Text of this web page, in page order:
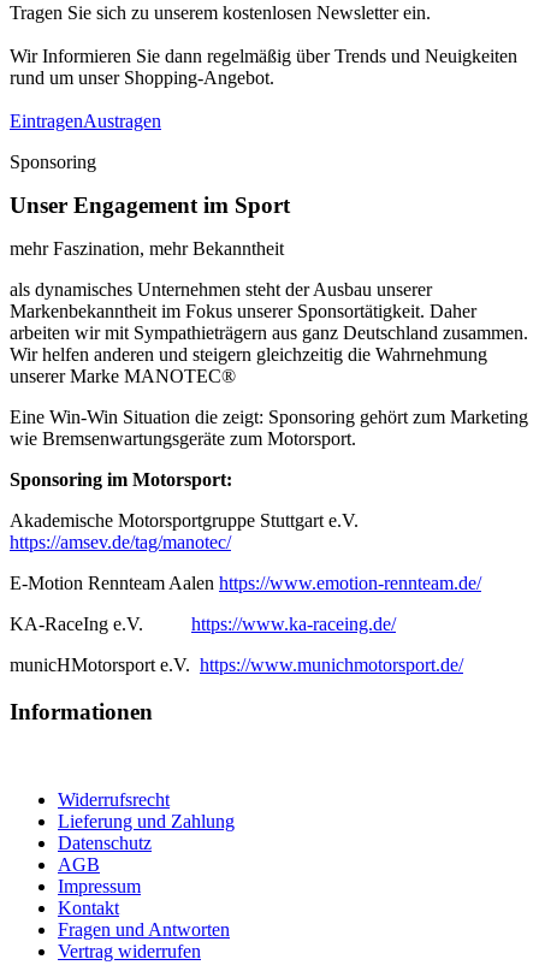
Tragen Sie sich zu unserem kostenlosen Newsletter ein.
Wir Informieren Sie dann regelmäßig über Trends und Neuigkeiten
rund um unser Shopping-Angebot.
EintragenAustragen
Sponsoring
Unser Engagement im Sport
mehr Faszination, mehr Bekanntheit
als dynamisches Unternehmen steht der Ausbau unserer
Markenbekanntheit im Fokus unserer Sponsortätigkeit. Daher
arbeiten wir mit Sympathieträgern aus ganz Deutschland zusammen.
Wir helfen anderen und steigern gleichzeitig die Wahrnehmung
unserer Marke MANOTEC®
Eine Win-Win Situation die zeigt: Sponsoring gehört zum Marketing
wie Bremsenwartungsgeräte zum Motorsport.
Sponsoring im Motorsport:
Akademische Motorsportgruppe Stuttgart e.V.
https://amsev.de/tag/manotec/
E-Motion Rennteam Aalen https://www.emotion-rennteam.de/
KA-RaceIng e.V. https://www.ka-raceing.de/
municHMotorsport e.V. https://www.munichmotorsport.de/
Informationen
Widerrufsrecht
Lieferung und Zahlung
Datenschutz
AGB
Impressum
Kontakt
Fragen und Antworten
Vertrag widerrufen